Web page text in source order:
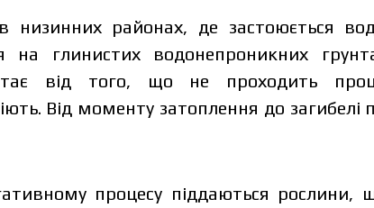
низинних районах, де застоюється
на глинистих водонепроникних
від того, що не проходить
Від моменту затоплення до загибелі
процесу піддаються рослини,